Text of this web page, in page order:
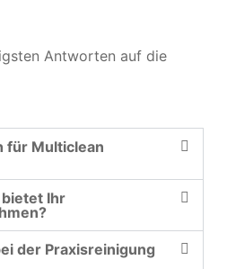
Antworten auf die
für Multiclean
Ihr
der Praxisreinigung